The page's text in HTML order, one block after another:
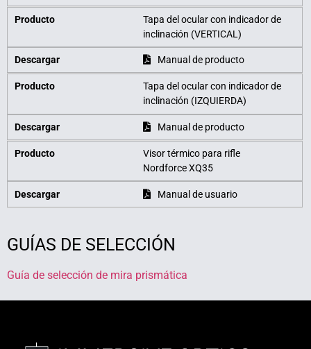
Producto
Tapa del ocular con indicador de
inclinación (VERTICAL)
Descargar Manual de producto
Producto
Tapa del ocular con indicador de
inclinación (IZQUIERDA)
Descargar Manual de producto
Producto
Visor térmico para rifle
Nordforce XQ35
Descargar Manual de usuario
GUÍAS DE SELECCIÓN
Guía de selección de mira prismática